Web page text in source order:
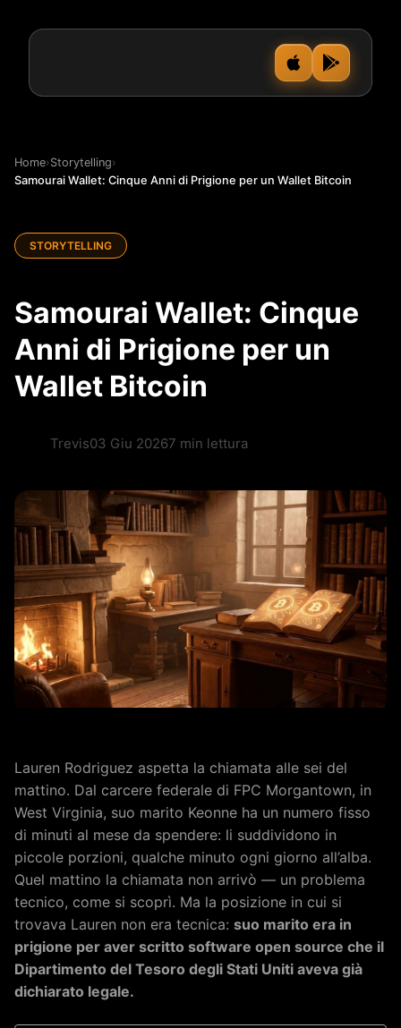
Home›Storytelling›
Samourai Wallet: Cinque Anni di Prigione per un Wallet Bitcoin
STORYTELLING
Samourai Wallet: Cinque
Anni di Prigione per un
Wallet Bitcoin
Trevis03 Giu 20267 min lettura
Lauren Rodriguez aspetta la chiamata alle sei del
mattino. Dal carcere federale di FPC Morgantown, in
West Virginia, suo marito Keonne ha un numero fisso
di minuti al mese da spendere: li suddividono in
piccole porzioni, qualche minuto ogni giorno all’alba.
Quel mattino la chiamata non arrivò — un problema
tecnico, come si scoprì. Ma la posizione in cui si
trovava Lauren non era tecnica: suo marito era in
prigione per aver scritto software open source che il
Dipartimento del Tesoro degli Stati Uniti aveva già
dichiarato legale.